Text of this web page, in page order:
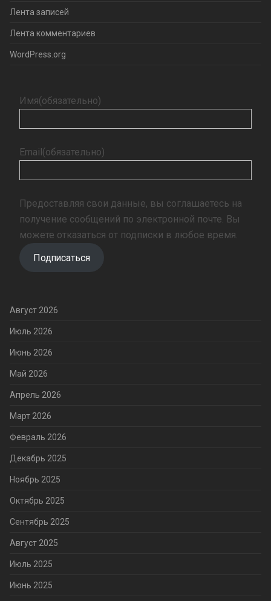
Лента записей
Лента комментариев
WordPress.org
Имя(обязательно)
Email(обязательно)
Предоставляя свои данные, вы соглашаетесь на
получение сообщений по электронной почте. Вы
можете отказаться от подписки в любое время.
Подписаться
Август 2026
Июль 2026
Июнь 2026
Май 2026
Апрель 2026
Март 2026
Февраль 2026
Декабрь 2025
Ноябрь 2025
Октябрь 2025
Сентябрь 2025
Август 2025
Июль 2025
Июнь 2025